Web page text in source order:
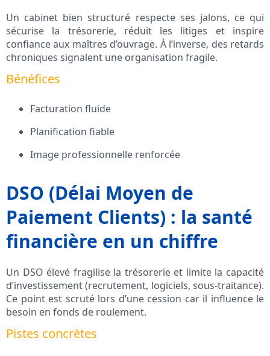
Un cabinet bien structuré respecte ses jalons, ce qui
sécurise la trésorerie, réduit les litiges et inspire
confiance aux maîtres d’ouvrage. À l’inverse, des retards
chroniques signalent une organisation fragile.
Bénéfices
Facturation fluide
Planification fiable
Image professionnelle renforcée
DSO (Délai Moyen de
Paiement Clients) : la santé
financière en un chiffre
Un DSO élevé fragilise la trésorerie et limite la capacité
d’investissement (recrutement, logiciels, sous-traitance).
Ce point est scruté lors d’une cession car il influence le
besoin en fonds de roulement.
Pistes concrètes